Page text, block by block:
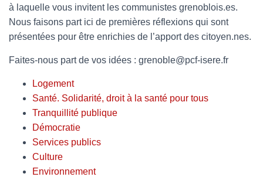
T
à laquelle vous invitent les communistes grenoblois.es.
Nous faisons part ici de premières réflexions qui sont
présentées pour être enrichies de l’apport des citoyen.nes.
Faites-nous part de vos idées : grenoble@pcf-isere.fr
Logement
Santé. Solidarité, droit à la santé pour tous
Tranquillité publique
Démocratie
Services publics
Culture
Environnement